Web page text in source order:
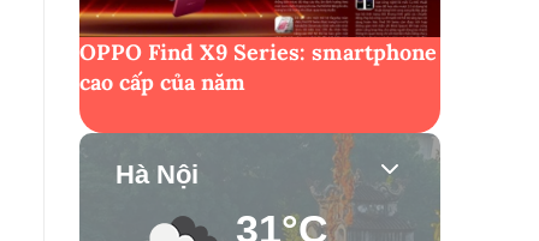
OPPO Find X9 Series: smartphone
cao cấp của năm
Hà Nội
31°C